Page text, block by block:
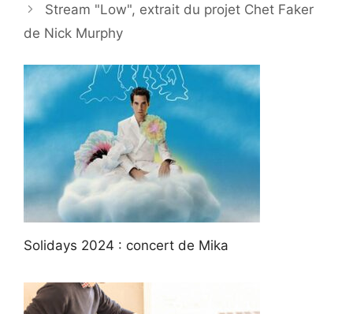
Stream "Low", extrait du projet Chet Faker
de Nick Murphy
Solidays 2024 : concert de Mika